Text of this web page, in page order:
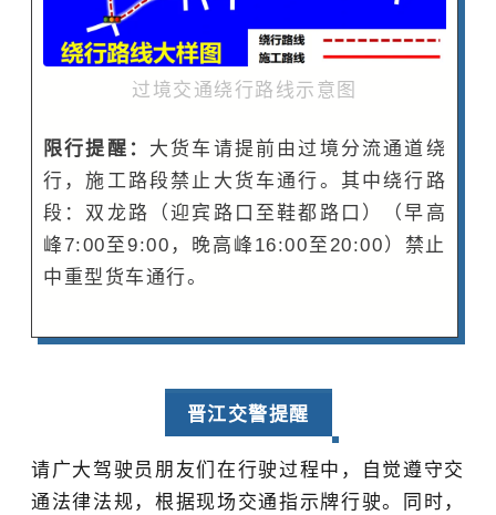
过境交通绕行路线示意图
限行提醒： 大货车请提前由过境分流通道绕
行，施工路段禁止大货车通行。其中绕行路
段：双龙路（迎宾路口至鞋都路口）（早高
峰7:00至9:00，晚高峰16:00至20:00）禁止
中重型货车通行。
晋江交警提醒
请广大驾驶员朋友们在行驶过程中，自觉遵守交
通法律法规，根据现场交通指示牌行驶。同时，